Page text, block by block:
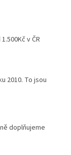
v ČR
2010. To jsou
doplňujeme